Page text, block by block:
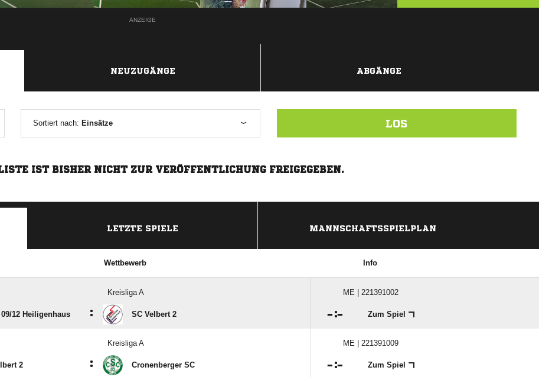
ANZEIGE
NEUZUGÄNGE ABGÄNGE
Sortiert nach: Einsätze LOS
IST BISHER NICHT ZUR VERÖFFENTLICHUNG FREIGEGEBEN.
LETZTE SPIELE MANNSCHAFTSSPIELPLAN
Wettbewerb Info
Kreisliga A ME | 221391002
​12 Heiligenhaus : SC Velbert 2 : Zum Spiel
Kreisliga A ME | 221391009
2 : Cronenberger SC : Zum Spiel